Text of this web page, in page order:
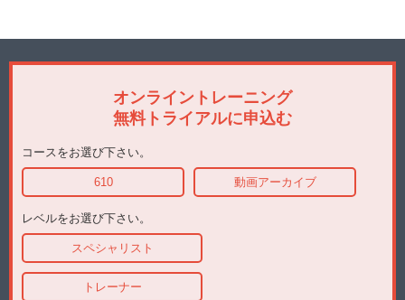
オンライントレーニング
無料トライアルに申込む
コースをお選び下さい。
610 動画アーカイブ
レベルをお選び下さい。
スペシャリスト
トレーナー